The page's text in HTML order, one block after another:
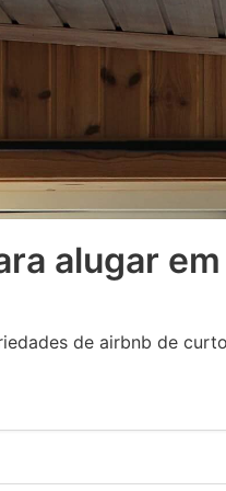
alugar em
de airbnb de